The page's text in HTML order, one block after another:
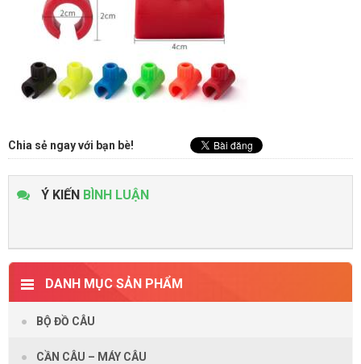
Chia sẻ ngay với bạn bè!
Ý KIẾN BÌNH LUẬN
DANH MỤC SẢN PHẨM
BỘ ĐỒ CÂU
CẦN CÂU – MÁY CÂU